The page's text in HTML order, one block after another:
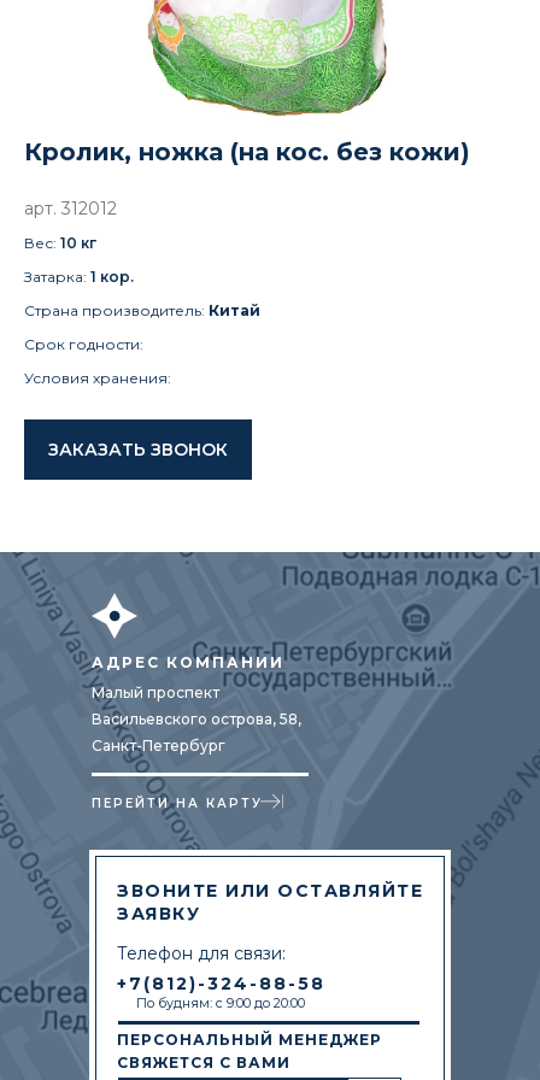
Кролик, ножка (на кос. без кожи)
арт. 312012
Вес: 10 кг
Затарка: 1 кор.
Страна производитель: Китай
Срок годности:
Условия хранения:
ЗАКАЗАТЬ ЗВОНОК
Телефон для связи:
ЗВОНИТЕ ИЛИ ОСТАВЛЯЙТЕ
ЗАЯВКУ
+7(812)-324-88-58
ПЕРСОНАЛЬНЫЙ МЕНЕДЖЕР
СВЯЖЕТСЯ С ВАМИ
По будням: с 9:00 до 20:00
АДРЕС КОМПАНИИ
Малый проспект
Васильевского острова, 58,
Санкт-Петербург
ПЕРЕЙТИ НА КАРТУ